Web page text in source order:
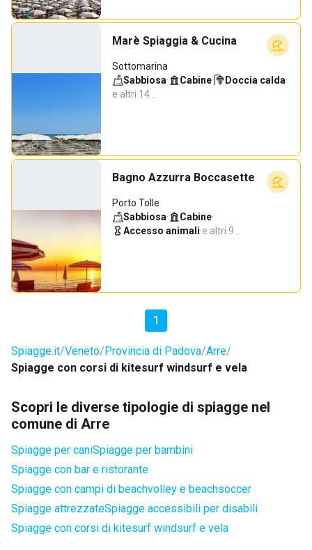
Marè Spiaggia & Cucina
Sottomarina
Sabbiosa· Cabine· Doccia calda·
e altri 14…
Bagno Azzurra Boccasette
Porto Tolle
Sabbiosa· Cabine·
Accesso animali·e altri 9…
1
Spiagge.it Veneto Provincia di Padova Arre
Spiagge con corsi di kitesurf windsurf e vela
Scopri le diverse tipologie di spiagge nel
comune di Arre
Spiagge per caniSpiagge per bambini
Spiagge con bar e ristorante
Spiagge con campi di beachvolley e beachsoccer
Spiagge attrezzateSpiagge accessibili per disabili
Spiagge con corsi di kitesurf windsurf e vela